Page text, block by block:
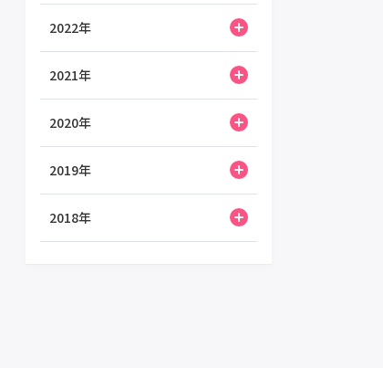
2022年
2021年
2020年
2019年
2018年